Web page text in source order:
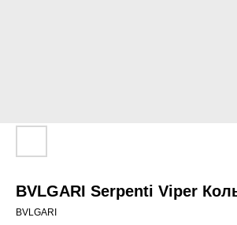
BVLGARI Serpenti Viper
BVLGARI